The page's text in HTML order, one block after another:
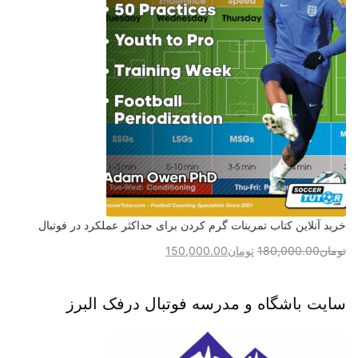
خرید آنلاین کتاب تمرینات گرم کردن برای حداکثر عملکرد در فوتبال
تومان180,000.00 تومان150,000.00
سایت باشگاه و مدرسه فوتبال درفک البرز